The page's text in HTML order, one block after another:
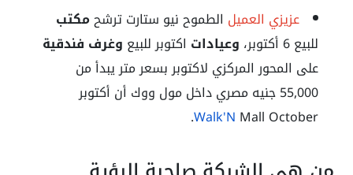
عزيزي العميل الطموح نيو ستارت ترشحمكتب
للبيع 6 أكتوبر،
وعيادات اكتوبر للبيع وغرف فندقية
على المحور المركزي لاكتوبر بسعر متر يبدأ من
55,000 جنيه مصري داخل مول ووك أن أكتوبر
Walk'N Mall October.